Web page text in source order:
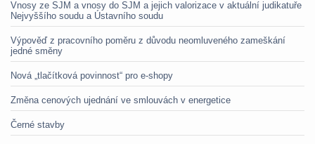
Vnosy ze SJM a vnosy do SJM a jejich valorizace v aktuální judikatuře
Nejvyššího soudu a Ústavního soudu
Výpověď z pracovního poměru z důvodu neomluveného zameškání
jedné směny
Nová „tlačítková povinnost“ pro e-shopy
Změna cenových ujednání ve smlouvách v energetice
Černé stavby